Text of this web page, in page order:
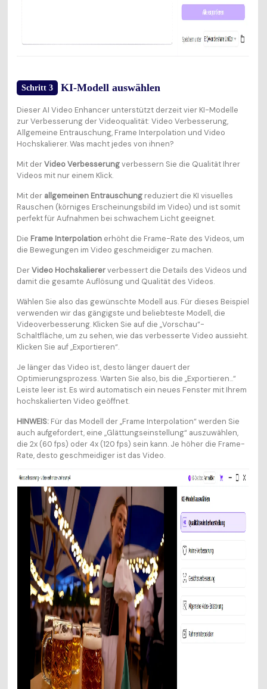
Schritt 3 KI-Modell auswählen
Dieser AI Video Enhancer unterstützt derzeit vier KI-Modelle
zur Verbesserung der Videoqualität: Video Verbesserung,
Allgemeine Entrauschung, Frame Interpolation und Video
Hochskalierer. Was macht jedes von ihnen?
Mit derVideo Verbesserungverbessern Sie die Qualität Ihrer
Videos mit nur einem Klick.
Mit der allgemeinen Entrauschungreduziert die KI visuelles
Rauschen (körniges Erscheinungsbild im Video) und ist somit
perfekt für Aufnahmen bei schwachem Licht geeignet.
Die Frame Interpolationerhöht die Frame-Rate des Videos, um
die Bewegungen im Video geschmeidiger zu machen.
DerVideo Hochskaliererverbessert die Details des Videos und
damit die gesamte Auflösung und Qualität des Videos.
Wählen Sie also das gewünschte Modell aus. Für dieses Beispiel
verwenden wir das gängigste und beliebteste Modell, die
Videoverbesserung. Klicken Sie auf die „Vorschau“-
Schaltfläche, um zu sehen, wie das verbesserte Video aussieht.
Klicken Sie auf „Exportieren“.
Je länger das Video ist, desto länger dauert der
Optimierungsprozess. Warten Sie also, bis die „Exportieren...“
Leiste leer ist. Es wird automatisch ein neues Fenster mit Ihrem
hochskalierten Video geöffnet.
HINWEIS:Für das Modell der „Frame Interpolation“ werden Sie
auch aufgefordert, eine „Glättungseinstellung“ auszuwählen,
die 2x (60 fps) oder 4x (120 fps) sein kann. Je höher die Frame-
Rate, desto geschmeidiger ist das Video.